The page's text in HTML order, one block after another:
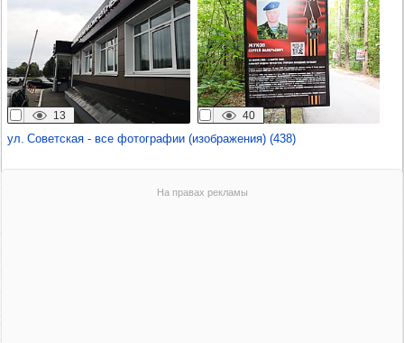
13 40
ул. Советская - все фотографии (изображения) (438)